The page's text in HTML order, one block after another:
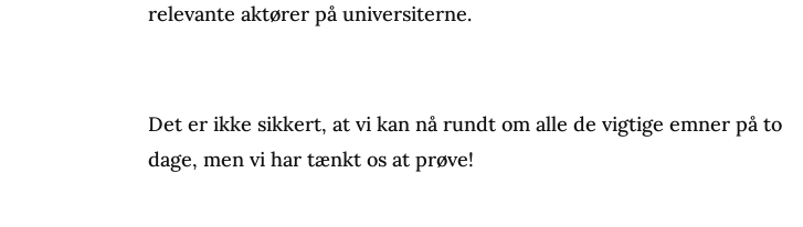
relevante aktører på universiterne.
Det er ikke sikkert, at vi kan nå rundt om alle de vigtige emner på to
dage, men vi har tænkt os at prøve!